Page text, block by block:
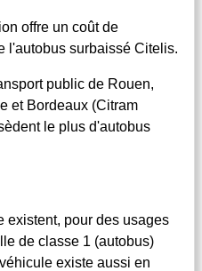
offre un coût de
l'autobus surbaissé Citelis.
public de Rouen,
et Bordeaux (Citram
le plus d'autobus
existent, pour des usages
de classe 1 (autobus)
existe aussi en